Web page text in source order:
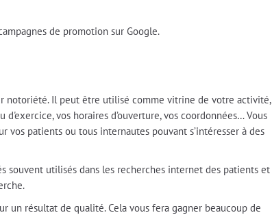
de promotion sur Google.
notoriété. Il peut être utilisé comme vitrine de votre activité,
vos horaires d’ouverture, vos coordonnées… Vous
patients ou tous internautes pouvant s’intéresser à des
souvent utilisés dans les recherches internet des patients et
un résultat de qualité. Cela vous fera gagner beaucoup de